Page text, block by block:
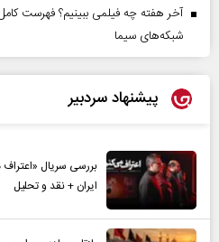
آخر هفته چه فیلمی ببینیم؟ فهرست
شبکه‌های سیما
پیشنهاد سردبیر
بررسی سریال
ایران + نقد و تحلیل